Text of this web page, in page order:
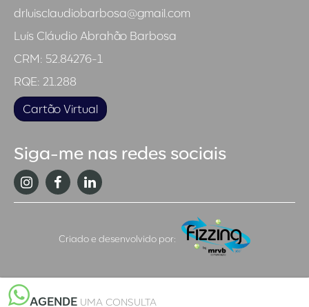
AGENDE UMA CONSULTA
drluisclaudiobarbosa@gmail.com
Luís Cláudio Abrahão Barbosa
CRM: 52.84276-1
RQE: 21.288
Cartão Virtual
Siga-me nas redes sociais
InstagramFacebookLinkedin
Criado e desenvolvido por: Agência